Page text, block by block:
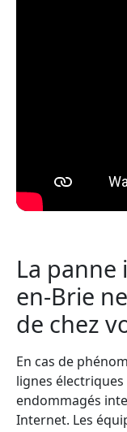
La panne
en-Brie
de chez
En cas de
lignes
endommagés
Internet. Les